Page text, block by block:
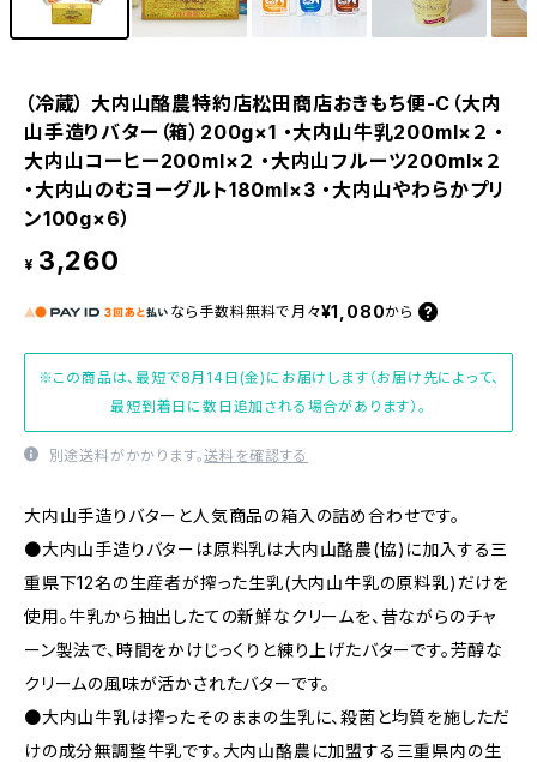
（冷蔵） 大内山酪農特約店松田商店おきもち便-C（大内
山手造りバター（箱）200g×1 ・大内山牛乳200ml×２ ・
大内山コーヒー200ml×２ ・大内山フルーツ200ml×２
・大内山のむヨーグルト180ml×3 ・大内山やわらかプリ
ン100g×6）
¥ 3,260
なら 手数料無料で 月々¥1,080から
※この商品は、最短で8月14日(金)にお届けします（お届け先によって、
最短到着日に数日追加される場合があります）。
別途送料がかかります。送料を確認する
大内山手造りバターと人気商品の箱入の詰め合わせです。
●大内山手造りバターは原料乳は大内山酪農(協)に加入する三
重県下12名の生産者が搾った生乳(大内山牛乳の原料乳)だけを
使用。牛乳から抽出したての新鮮なクリームを、昔ながらのチャ
ーン製法で、時間をかけじっくりと練り上げたバターです。芳醇な
クリームの風味が活かされたバターです。
●大内山牛乳は搾ったそのままの生乳に、殺菌と均質を施しただ
けの成分無調整牛乳です。大内山酪農に加盟する三重県内の生